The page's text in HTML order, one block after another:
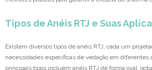
Tipos de Anéis RTJ e Suas
Existem diversos tipos de anéis RTJ, cada um
necessidades específicas de vedação em diferentes
principais tipos incluem anéis RTJ de forma oval,